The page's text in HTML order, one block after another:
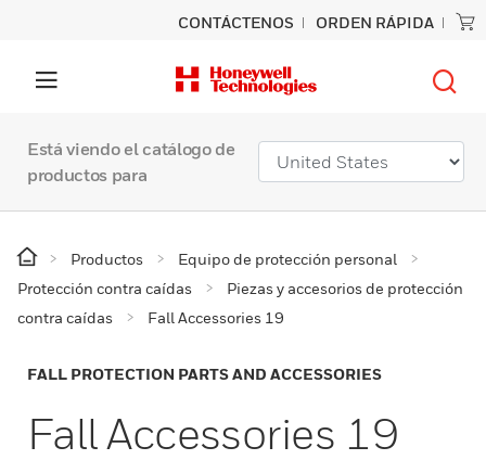
CONTÁCTENOS ORDEN RÁPIDA
Está viendo el catálogo de
productos para
Productos
Equipo de protección personal
Protección contra caídas
Piezas y accesorios de protección
contra caídas
Fall Accessories 19
FALL PROTECTION PARTS AND ACCESSORIES
Fall Accessories 19